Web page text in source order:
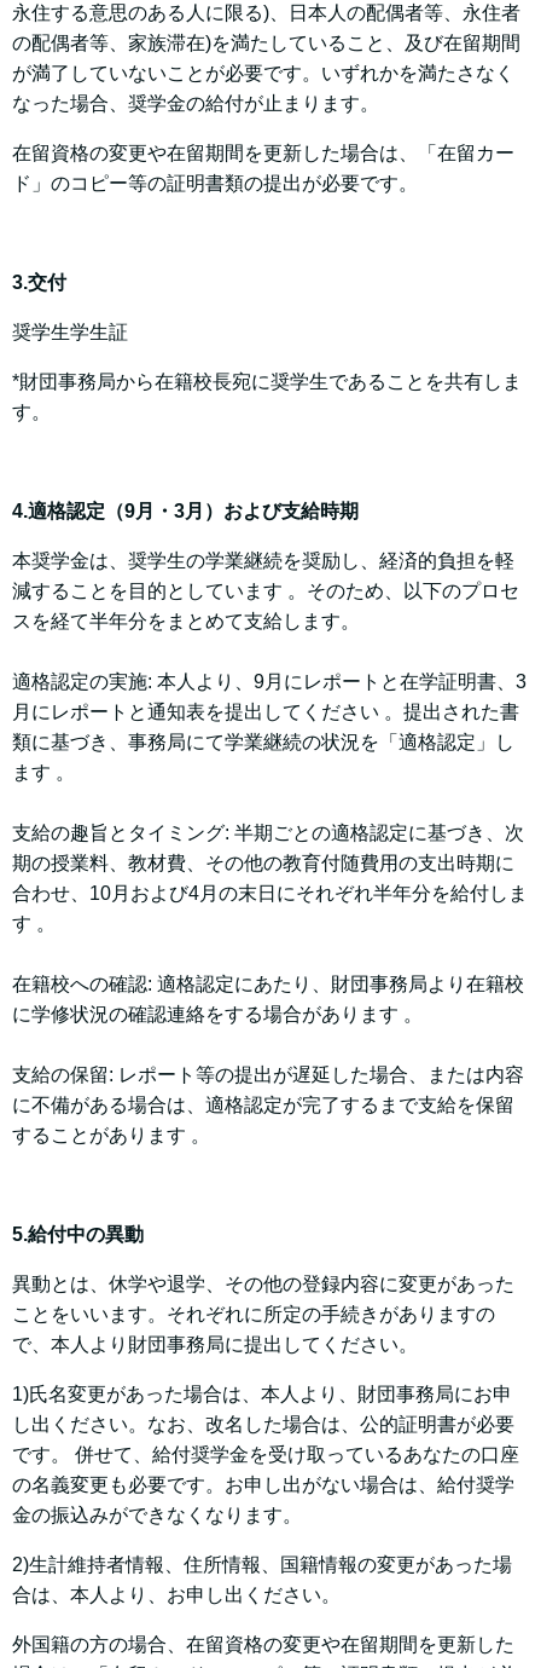
永住する意思のある人に限る)、日本人の配偶者等、永住者
の配偶者等、家族滞在)を満たしていること、及び在留期間
が満了していないことが必要です。いずれかを満たさなく
なった場合、奨学金の給付が止まります。
在留資格の変更や在留期間を更新した場合は、「在留カー
ド」のコピー等の証明書類の提出が必要です。
3.交付
奨学生学生証
*財団事務局から在籍校長宛に奨学生であることを共有しま
す。
4.適格認定（9月・3月）および支給時期
本奨学金は、奨学生の学業継続を奨励し、経済的負担を軽
減することを目的としています 。そのため、以下のプロセ
スを経て半年分をまとめて支給します。
適格認定の実施: 本人より、9月にレポートと在学証明書、3
月にレポートと通知表を提出してください 。提出された書
類に基づき、事務局にて学業継続の状況を「適格認定」し
ます 。
支給の趣旨とタイミング: 半期ごとの適格認定に基づき、次
期の授業料、教材費、その他の教育付随費用の支出時期に
合わせ、10月および4月の末日にそれぞれ半年分を給付しま
す 。
在籍校への確認: 適格認定にあたり、財団事務局より在籍校
に学修状況の確認連絡をする場合があります 。
支給の保留: レポート等の提出が遅延した場合、または内容
に不備がある場合は、適格認定が完了するまで支給を保留
することがあります 。
5.給付中の異動
異動とは、休学や退学、その他の登録内容に変更があった
ことをいいます。それぞれに所定の手続きがありますの
で、本人より財団事務局に提出してください。
1)氏名変更があった場合は、本人より、財団事務局にお申
し出ください。なお、改名した場合は、公的証明書が必要
です。 併せて、給付奨学金を受け取っているあなたの口座
の名義変更も必要です。お申し出がない場合は、給付奨学
金の振込みができなくなります。
2)生計維持者情報、住所情報、国籍情報の変更があった場
合は、本人より、お申し出ください。
外国籍の方の場合、在留資格の変更や在留期間を更新した